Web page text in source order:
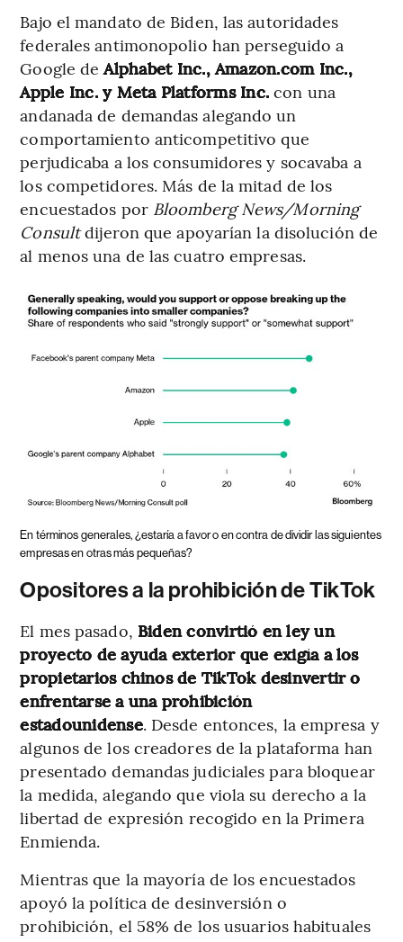
Bajo el mandato de Biden, las autoridades
federales antimonopolio han perseguido a
Google deAlphabet Inc., Amazon.com Inc.,
Apple Inc. y Meta Platforms Inc. con una
andanada de demandas alegando un
comportamiento anticompetitivo que
perjudicaba a los consumidores y socavaba a
los competidores. Más de la mitad de los
encuestados porBloomberg News/Morning
Consultdijeron que apoyarían la disolución de
al menos una de las cuatro empresas.
En términos generales, ¿estaría a favor o en contra de dividir las siguientes
empresas en otras más pequeñas?
Opositores a la prohibición de TikTok
El mes pasado, Biden convirtió en ley un
proyecto de ayuda exterior que exigía a los
propietarios chinos de TikTok desinvertir o
enfrentarse a una prohibición
estadounidense. Desde entonces, la empresa y
algunos de los creadores de la plataforma han
presentado demandas judiciales para bloquear
la medida, alegando que viola su derecho a la
libertad de expresión recogido en la Primera
Enmienda.
Mientras que la mayoría de los encuestados
apoyó la política de desinversión o
prohibición, el 58% de los usuarios habituales